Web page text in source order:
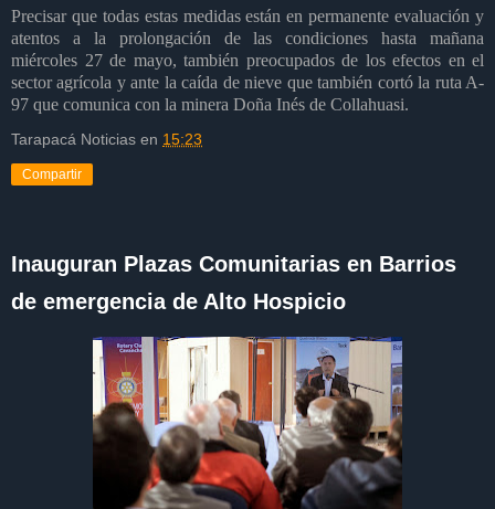
Precisar que todas estas medidas están en permanente evaluación y
atentos a la prolongación de las condiciones hasta mañana
miércoles 27 de mayo, también preocupados de los efectos en el
sector agrícola y ante la caída de nieve que también cortó la ruta A-
97 que comunica con la minera Doña Inés de Collahuasi.
Tarapacá Noticias en 15:23
Compartir
Inauguran Plazas Comunitarias en Barrios
de emergencia de Alto Hospicio